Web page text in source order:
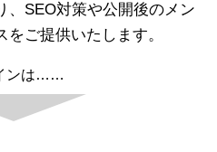
、SEO対策や公開後のメン
ご提供いたします。
ンは……